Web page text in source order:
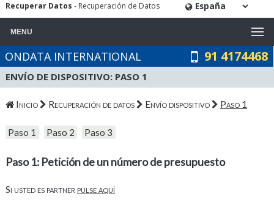
Recuperar Datos - Recuperación de Datos
MENU
ONDATA INTERNATIONAL 91 4174468
ENVÍO DE DISPOSITIVO: PASO 1
Inicio Recuperación de datos Envío dispositivo Paso 1
Paso 1 Paso 2 Paso 3
Paso 1: Petición de un número de presupuesto
Si usted es partner pulse aquí